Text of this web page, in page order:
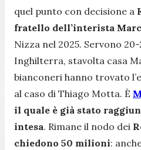
quel punto con decisione a
fratello dell’interista
Nizza nel 2025. Servono
Inghilterra, stavolta casa
bianconeri hanno trovato
al caso di Thiago Motta. È
il quale è già stato
intesa. Rimane il nodo dei
chiedono 50 milioni: